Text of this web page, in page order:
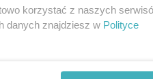
niespodzianek.
korzystać z naszych
danych znajdziesz w Polityce